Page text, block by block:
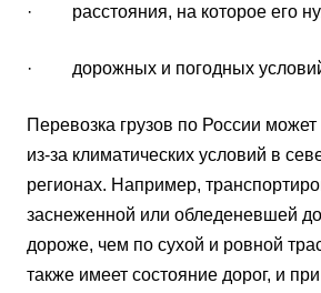
· расстояния, на которое его
· дорожных и погодных
Перевозка грузов по России может
из-за климатических условий в
регионах. Например,
заснеженной или обледеневшей
дороже, чем по сухой и ровной
также имеет состояние дорог, и